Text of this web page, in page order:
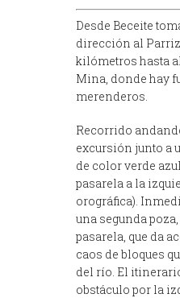
Desde Beceite
dirección al
kilómetros hasta
Mina, donde hay
merenderos.
Recorrido
excursión junto a
de color verde
pasarela a la
orográfica).
una segunda
pasarela, que da
caos de bloques
del río. El
obstáculo por la